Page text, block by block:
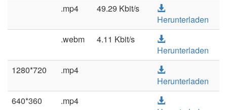
.mp4
49.29 Kbit/s
Herunterladen
.webm
4.11 Kbit/s
Herunterladen
1280*720
.mp4
Herunterladen
640*360
.mp4